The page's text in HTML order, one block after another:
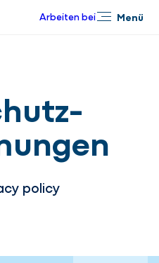
Arbeiten bei Menü
policy
Schließen